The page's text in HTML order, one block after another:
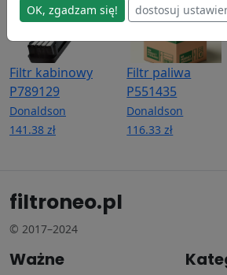
Filtr kabinowy
P789129
Donaldson
141.38 zł
Filtr paliwa
P551435
Donaldson
116.33 zł
filtroneo.pl
© 2017–2024
Ważne
OK, zgadzam się! dostosuj